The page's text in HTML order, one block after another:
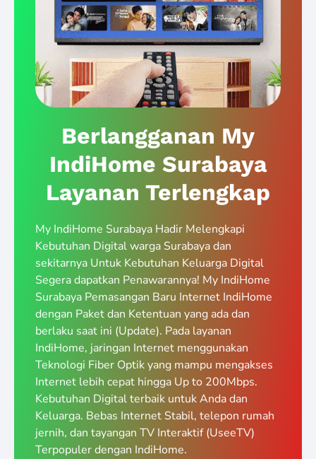
Berlangganan My
IndiHome Surabaya
Layanan Terlengkap
My IndiHome Surabaya Hadir Melengkapi
Kebutuhan Digital warga Surabaya dan
sekitarnya Untuk Kebutuhan Keluarga Digital
Segera dapatkan Penawarannya! My IndiHome
Surabaya Pemasangan Baru Internet IndiHome
dengan Paket dan Ketentuan yang ada dan
berlaku saat ini (Update). Pada layanan
IndiHome, jaringan Internet menggunakan
Teknologi Fiber Optik yang mampu mengakses
Internet lebih cepat hingga Up to 200Mbps.
Kebutuhan Digital terbaik untuk Anda dan
Keluarga. Bebas Internet Stabil, telepon rumah
jernih, dan tayangan TV Interaktif (UseeTV)
Terpopuler dengan IndiHome.